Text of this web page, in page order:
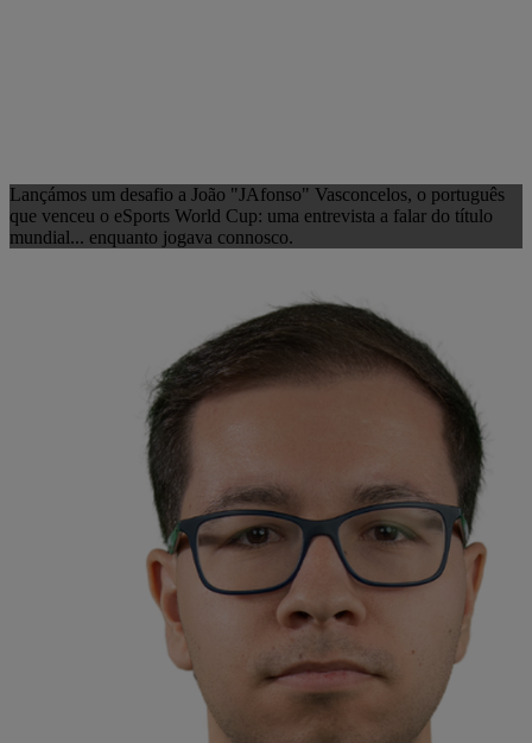
Lançámos um desafio a João "JAfonso" Vasconcelos, o português
que venceu o eSports World Cup: uma entrevista a falar do título
mundial... enquanto jogava connosco.